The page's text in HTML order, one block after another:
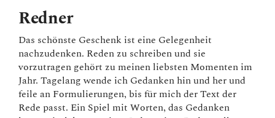
Redner
Das schönste Geschenk ist eine Gelegenheit
nachzudenken. Reden zu schreiben und sie
vorzutragen gehört zu meinen liebsten Momenten im
Jahr. Tagelang wende ich Gedanken hin und her und
feile an Formulierungen, bis für mich der Text der
Rede passt. Ein Spiel mit Worten, das Gedanken